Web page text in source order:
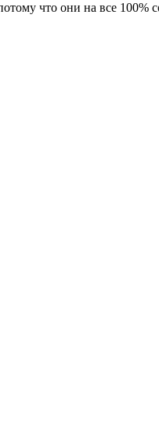
что они на все 100%